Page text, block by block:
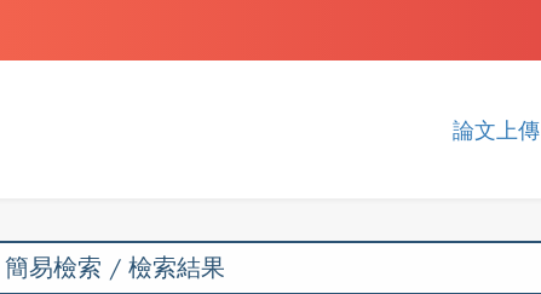
論文上傳
簡易檢索 / 檢索結果